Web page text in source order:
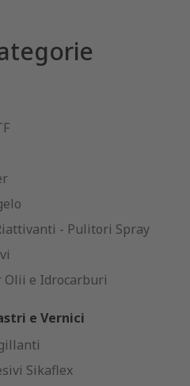
- Pulitori Spray
Olii e Idrocarburi
e Vernici
Sikaflex